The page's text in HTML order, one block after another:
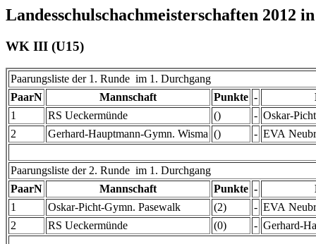
Landesschulschachmeisterschaften 2012
WK III (U15)
Paarungsliste der 1. Runde im 1. Durchgang
PaarN
Mannschaft Punkte -
1
RS Ueckermünde () - Oskar-
2
Gerhard-Hauptmann-Gymn. Wisma () - EVA
Paarungsliste der 2. Runde im 1. Durchgang
PaarN
Mannschaft Punkte -
1
Oskar-Picht-Gymn. Pasewalk (2) - EVA
2
RS Ueckermünde (0) - Gerhard-